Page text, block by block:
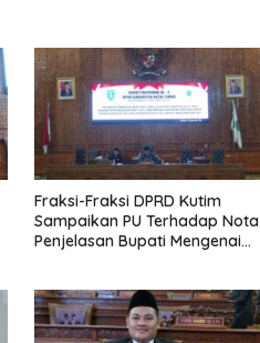
Fraksi-Fraksi DPRD Kutim
Sampaikan PU Terhadap Nota
Penjelasan Bupati Mengenai